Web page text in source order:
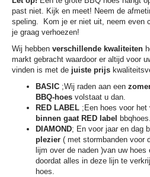
past niet. Kijk en meet! Neem de
speling. Kom je er niet uit, neem even
je graag verhoezen!
Wij hebben verschillende kwaliteiten
markt gebracht waardoor er altijd voor
vinden is met de juiste prijs
BASIC ;Wij raden aan een
BBQ-hoes volstaat u dan.
RED LABEL ;Een hoes voor het
binnen gaat RED label
bbqhoes.
DIAMOND; En voor jaar en dag
plezier ( met stormbanden voor
lijm over de naden )van uw
doordat alles in deze lijn te
hoes.